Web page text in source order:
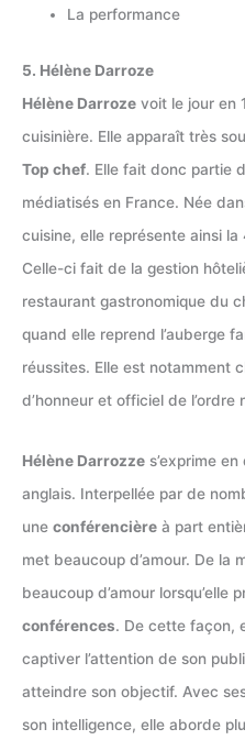
La performance
5. Hélène Darroze
Hélène Darroze voit le jour en
cuisinière. Elle apparaît très
Top chef. Elle fait donc partie
médiatisés en France. Née
cuisine, elle représente ainsi
Celle-ci fait de la gestion
restaurant gastronomique du
quand elle reprend l’auberge
réussites. Elle est notamment
d’honneur et officiel de l’ordre
Hélène Darrozze s’exprime
anglais. Interpellée par de
une conférencière à part
met beaucoup d’amour. De la
beaucoup d’amour lorsqu’elle
conférences. De cette façon,
captiver l’attention de son
atteindre son objectif. Avec
son intelligence, elle aborde